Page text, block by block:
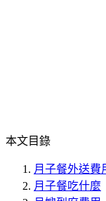
本文目錄
月子餐外送費
月子餐吃什麼